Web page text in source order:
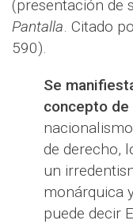
(presentación de
Pantalla. Citado
590).
Se
concepto de
de derecho,
un
monárquica
puede decir